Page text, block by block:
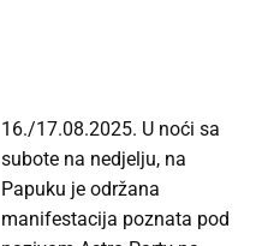
16./17.08.2025. U noći sa
subote na nedjelju, na
Papuku je održana
manifestacija poznata pod